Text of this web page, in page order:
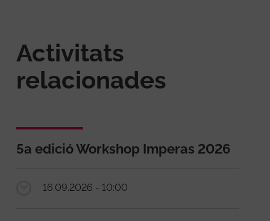
Activitats
relacionades
5a edició Workshop Imperas 2026
16.09.2026 - 10:00